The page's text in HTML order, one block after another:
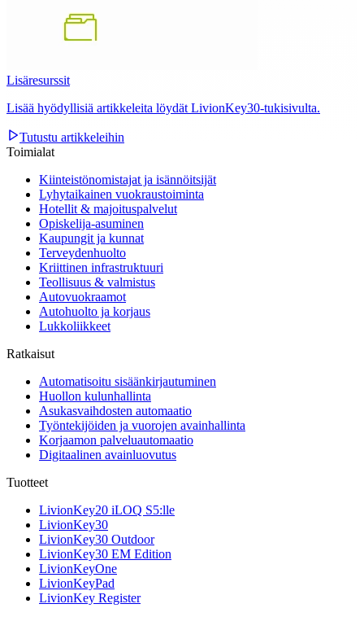
Lisäresurssit
Lisää hyödyllisiä artikkeleita löydät LivionKey30-tukisivulta.
Tutustu artikkeleihin
Toimialat
Kiinteistönomistajat ja isännöitsijät
Lyhytaikainen vuokraustoiminta
Hotellit & majoituspalvelut
Opiskelija-asuminen
Kaupungit ja kunnat
Terveydenhuolto
Kriittinen infrastruktuuri
Teollisuus & valmistus
Autovuokraamot
Autohuolto ja korjaus
Lukkoliikkeet
Ratkaisut
Automatisoitu sisäänkirjautuminen
Huollon kulunhallinta
Asukasvaihdosten automaatio
Työntekijöiden ja vuorojen avainhallinta
Korjaamon palveluautomaatio
Digitaalinen avainluovutus
Tuotteet
LivionKey20 iLOQ S5:lle
LivionKey30
LivionKey30 Outdoor
LivionKey30 EM Edition
LivionKeyOne
LivionKeyPad
LivionKey Register